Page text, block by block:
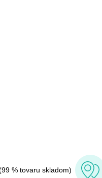
% tovaru skladom)